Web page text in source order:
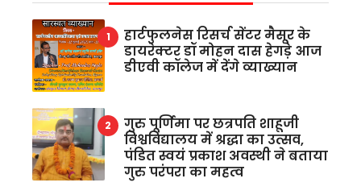
हार्टफुलनेस रिसर्च सेंटर मैसूर के
डायरेक्टर डॉ मोहन दास हेगड़े आज
डीएवी कॉलेज में देंगे व्याख्यान
गुरु पूर्णिमा पर छत्रपति शाहूजी
विश्वविद्यालय में श्रद्धा का उत्सव,
पंडित स्वयं प्रकाश अवस्थी ने बताया
गुरु परंपरा का महत्व